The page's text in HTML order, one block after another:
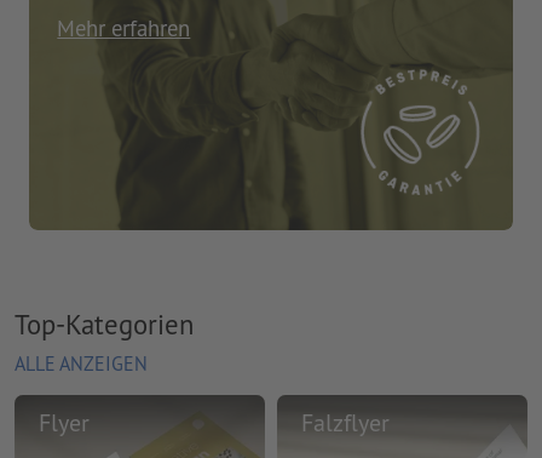
Mehr erfahren
Top-Kategorien
ALLE ANZEIGEN
Flyer Falzflyer